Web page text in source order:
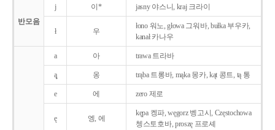
반모음
j 이* jasny 야스니, kraj 크라이
ł 우
łono 워노, głowa 그워바, bułka 부우카,
kanał 카나우
a 아 trawa 트라바
ą̨ 옹 trąba 트롱바, mąka 몽카, kąt 콩트, tą 통
e 에 zero 제로
ę 엥, 에
kępa 켕파, węgorz 벵고시, Częstochowa
쳉스토호바, proszę 프로셰